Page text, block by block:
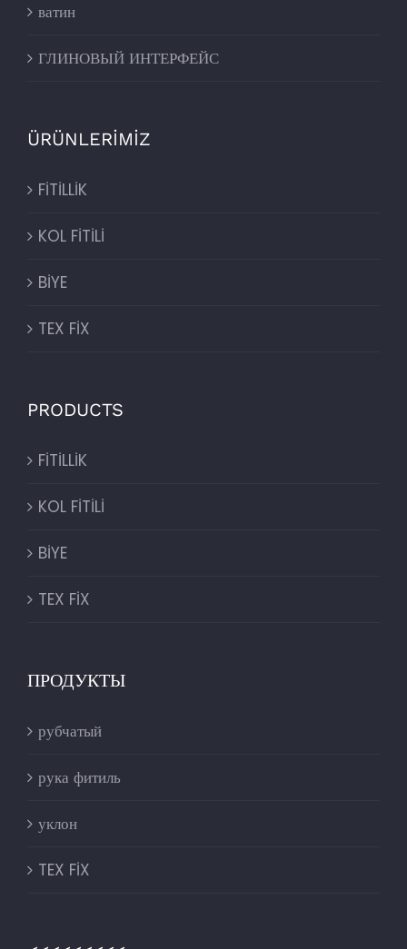
ватин
ГЛИНОВЫЙ ИНТЕРФЕЙС
ÜRÜNLERİMİZ
FİTİLLİK
KOL FİTİLİ
BİYE
TEX FİX
PRODUCTS
FİTİLLİK
KOL FİTİLİ
BİYE
TEX FİX
ПРОДУКТЫ
рубчатый
рука фитиль
уклон
TEX FİX